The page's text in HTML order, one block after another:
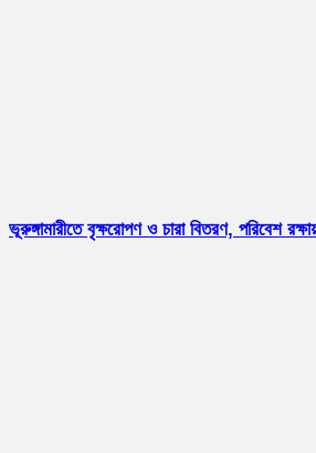
ভূরুঙ্গামারীতে বৃক্ষরোপণ ও চারা বিতরণ, পরিবেশ